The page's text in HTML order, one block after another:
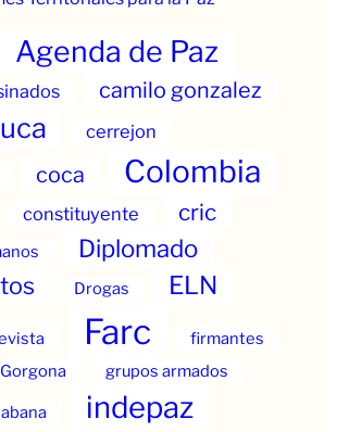
Agenda de Paz
camilo gonzalez
cerrejon
coca Colombia
constituyente cric
Diplomado
Drogas ELN
Farc
firmantes
Gorgona grupos armados
indepaz